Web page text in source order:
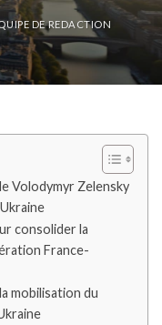
DE REDACTION
Volodymyr Zelensky
consolider la
France-
mobilisation du